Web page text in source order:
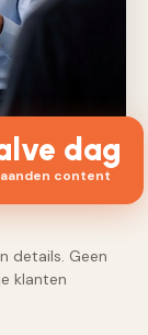
dag
content
details. Geen
klanten